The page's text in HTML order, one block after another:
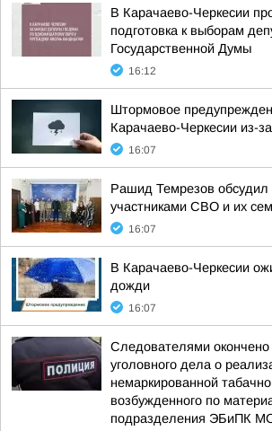
В Карачаево-Черкесии
подготовка к выборам
Государственной Думы
16:12
Штормовое
Карачаево-Черкесии из-
16:07
Рашид Темрезов
участниками СВО и их
16:07
В Карачаево-Черкесии
дожди
16:07
Следователями
уголовного дела о
немаркированной
возбужденного по
подразделения ЭБиПК